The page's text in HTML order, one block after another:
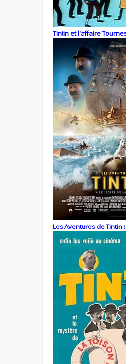
Tintin et l'affaire
Les Aventures de Tintin